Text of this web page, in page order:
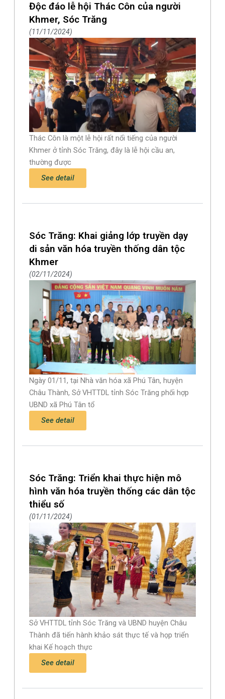
Độc đáo lễ hội Thác Côn của người
Khmer, Sóc Trăng
11/11/2024
Thác Côn là một lễ hội rất nổi tiếng của người
Khmer ở tỉnh Sóc Trăng, đây là lễ hội cầu an,
thường được
See detail
Sóc Trăng: Khai giảng lớp truyền dạy
di sản văn hóa truyền thống dân tộc
Khmer
02/11/2024
Ngày 01/11, tại Nhà văn hóa xã Phú Tân, huyện
Châu Thành, Sở VHTTDL tỉnh Sóc Trăng phối hợp
UBND xã Phú Tân tổ
See detail
Sóc Trăng: Triển khai thực hiện mô
hình văn hóa truyền thống các dân tộc
thiểu số
01/11/2024
Sở VHTTDL tỉnh Sóc Trăng và UBND huyện Châu
Thành đã tiến hành khảo sát thực tế và họp triển
khai Kế hoạch thực
See detail